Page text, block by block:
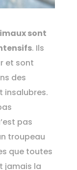
sont
. Ils
et sont
des
insalubres.
pas
troupeau
que toutes
jamais la